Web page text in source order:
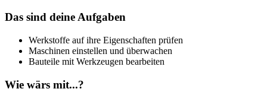
Das sind deine Aufgaben
Werkstoffe auf ihre Eigenschaften prüfen
Maschinen einstellen und überwachen
Bauteile mit Werkzeugen bearbeiten
Wie wärs mit...?